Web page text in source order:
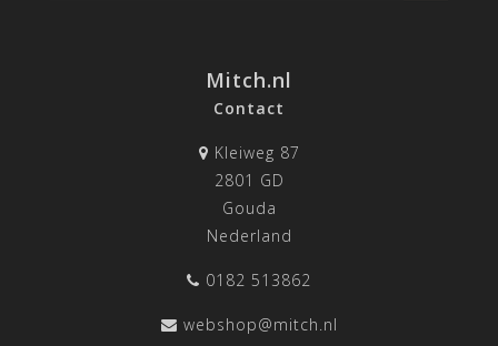
Mitch.nl
Contact
Kleiweg 87
2801 GD
Gouda
Nederland
0182 513862
webshop@mitch.nl